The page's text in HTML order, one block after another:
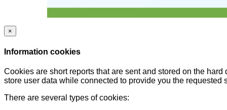
×
Information cookies
Cookies are short reports that are sent and stored on the
store user data while connected to provide you the
There are several types of cookies: